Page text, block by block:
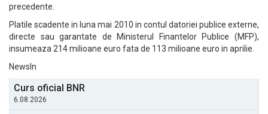
precedente.
Platile scadente in luna mai 2010 in contul datoriei publice externe,
directe sau garantate de Ministerul Finantelor Publice (MFP),
insumeaza 214 milioane euro fata de 113 milioane euro in aprilie.
NewsIn
Curs oficial BNR
6.08.2026